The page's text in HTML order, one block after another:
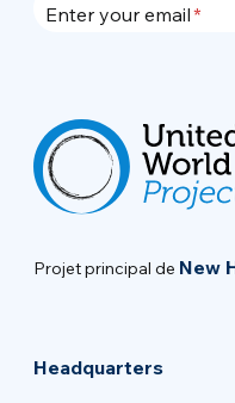
Enter your email
Projet principal de New
Headquarters